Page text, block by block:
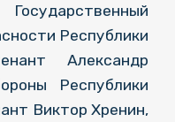
Республики
Александр
Республики
Виктор Хренин,